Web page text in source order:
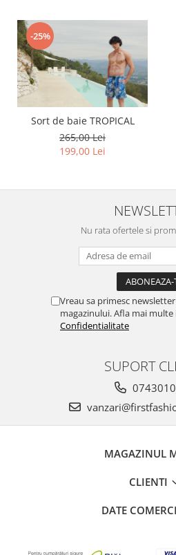
-25%
Sort de baie TROPICAL
265,00 Lei
199,00 Lei
Nu rata ofertele si
Vreau sa primesc
magazinului. Afla mai multe
Confidentialitate
SUPORT
MAGAZINUL
CLIENTI
DATE